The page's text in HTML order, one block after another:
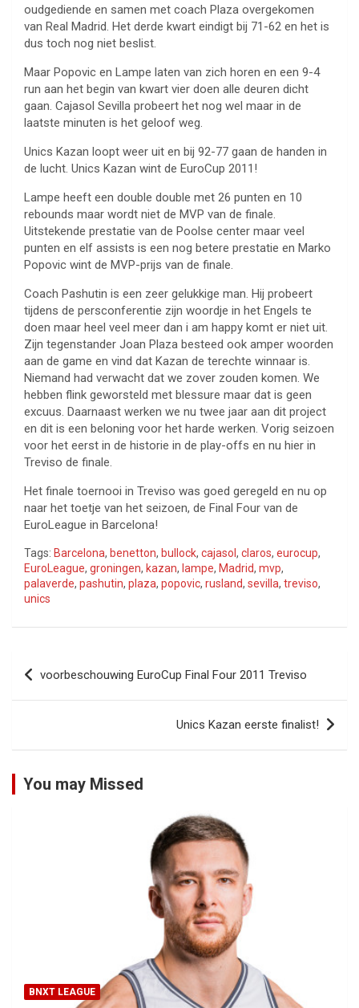
oudgediende en samen met coach Plaza overgekomen
van Real Madrid. Het derde kwart eindigt bij 71-62 en het is
dus toch nog niet beslist.
Maar Popovic en Lampe laten van zich horen en een 9-4
run aan het begin van kwart vier doen alle deuren dicht
gaan. Cajasol Sevilla probeert het nog wel maar in de
laatste minuten is het geloof weg.
Unics Kazan loopt weer uit en bij 92-77 gaan de handen in
de lucht. Unics Kazan wint de EuroCup 2011!
Lampe heeft een double double met 26 punten en 10
rebounds maar wordt niet de MVP van de finale.
Uitstekende prestatie van de Poolse center maar veel
punten en elf assists is een nog betere prestatie en Marko
Popovic wint de MVP-prijs van de finale.
Coach Pashutin is een zeer gelukkige man. Hij probeert
tijdens de persconferentie zijn woordje in het Engels te
doen maar heel veel meer dan i am happy komt er niet uit.
Zijn tegenstander Joan Plaza besteed ook amper woorden
aan de game en vind dat Kazan de terechte winnaar is.
Niemand had verwacht dat we zover zouden komen. We
hebben flink geworsteld met blessure maar dat is geen
excuus. Daarnaast werken we nu twee jaar aan dit project
en dit is een beloning voor het harde werken. Vorig seizoen
voor het eerst in de historie in de play-offs en nu hier in
Treviso de finale.
Het finale toernooi in Treviso was goed geregeld en nu op
naar het toetje van het seizoen, de Final Four van de
EuroLeague in Barcelona!
Tags: Barcelona, benetton, bullock, cajasol , claros, eurocup,
EuroLeague, groningen, kazan, lampe, Madrid, mvp,
palaverde, pashutin, plaza, popovic, rusland, sevilla, treviso,
unics
Bericht
navigatie
voorbeschouwing EuroCup Final Four 2011 Treviso
Unics Kazan eerste finalist!
You may Missed
BNXT LEAGUE